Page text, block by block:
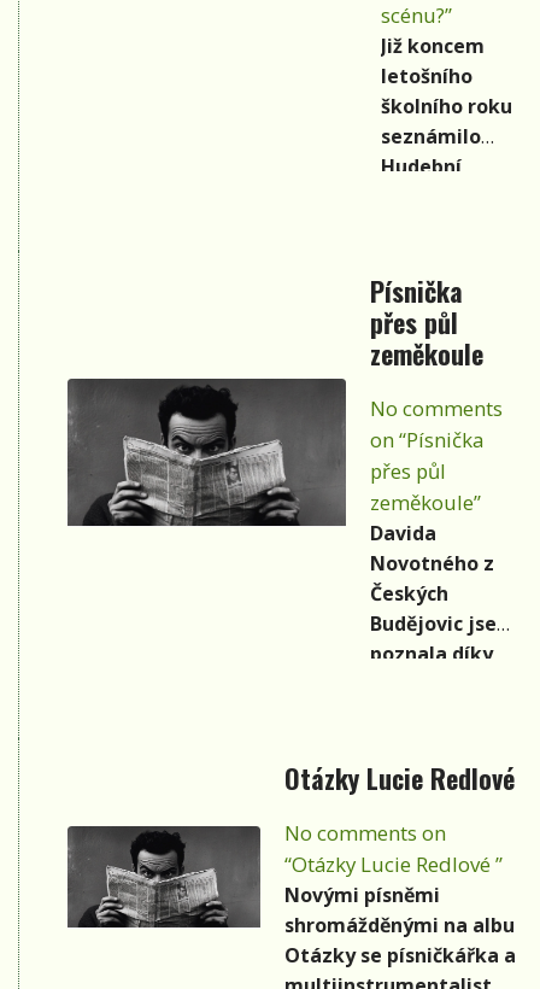
scénu?”
Již koncem
letošního
školního roku
seznámilo
Hudební
veřejnost se
svými plány a
hlavně s
zřízení stálé
hudební či
muzikálové
scény v
jihočeské
metropoli, a
to na
profesionální
úrovni.
Písnička
přes půl
zeměkoule
No comments
on “Písnička
přes půl
zeměkoule”
Davida
Novotného z
Českých
Budějovic jsem
poznala díky
literárně
Josefu Jaklovi
před více než
třemi roky.
Poněkud
plachý, štíhlý
Otázky Lucie Redlové
No comments on
“Otázky Lucie Redlové ”
Novými písněmi
shromážděnými na albu
Otázky se písničkářka a